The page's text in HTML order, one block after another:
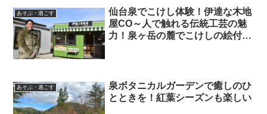
あそぶ・過ごす
仙台泉でこけし体験！伊達な木地
屋CO～人で触れる伝統工芸の魅
力！泉ヶ岳の麓でこけしの絵付け
あそぶ・過ごす
泉ボタニカルガーデンで癒しのひ
とときを！紅葉シーズンも楽しい